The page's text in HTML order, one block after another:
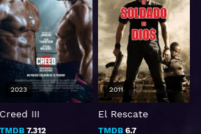
Creed III
TMDB 7.312
2023
El Rescate
TMDB6.7
2011